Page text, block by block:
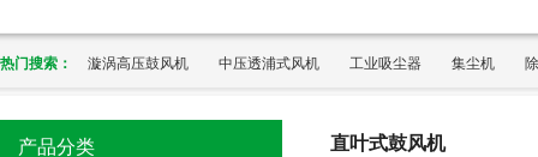
热门搜索： 漩涡高压鼓风机 中压透浦式风机 工业吸尘器 集尘机
产品分类 直叶式鼓风机